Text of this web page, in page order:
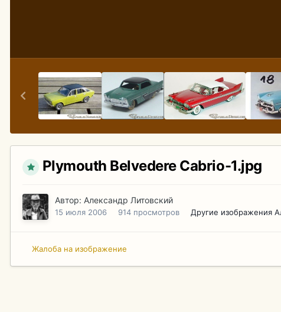
Plymouth Belvedere Cabrio-1.jpg
Автор: Александр Литовский
15 июля 2006 914 просмотров Другие изображения
Жалоба на изображение